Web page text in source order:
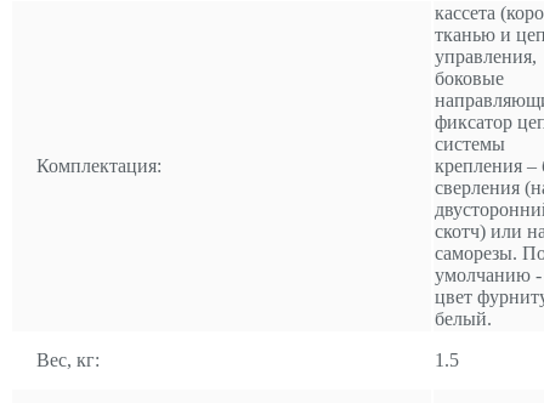
Комплектация:
кассета
тканью и
управления,
боковые
фиксатор
системы
крепления –
сверления
скотч) или
саморезы.
умолчанию -
цвет
белый.
Вес, кг:
1.5